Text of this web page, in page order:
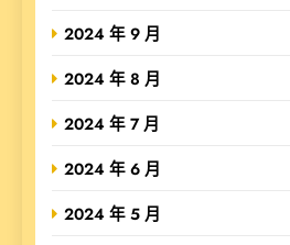
2024 年 9 月
2024 年 8 月
2024 年 7 月
2024 年 6 月
2024 年 5 月